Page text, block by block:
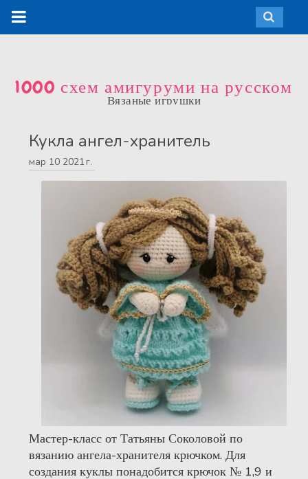
1000 схем амигуруми на русском
Вязаные игрушки
Кукла ангел-хранитель
мар 10 2021 г.
Мастер-класс от Татьяны Соколовой по
вязанию ангела-хранителя крючком. Для
создания куклы понадобится крючок № 1,9 и